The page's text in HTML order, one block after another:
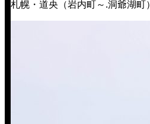
札幌・道央（岩内町～.洞爺湖町）